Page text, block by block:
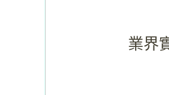
業界